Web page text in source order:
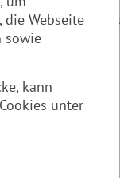
Abenteuern
Webseite
sowie
kann
unter